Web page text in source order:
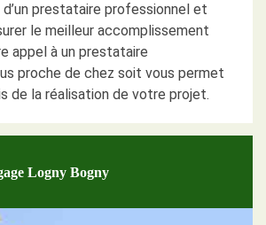
prestataire professionnel et
le meilleur accomplissement
appel à un prestataire
proche de chez soit vous permet
de la réalisation de votre projet.
Logny Bogny